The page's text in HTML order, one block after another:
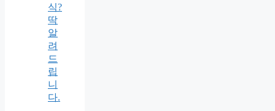
식?
딱
알
려
드
립
니
다.